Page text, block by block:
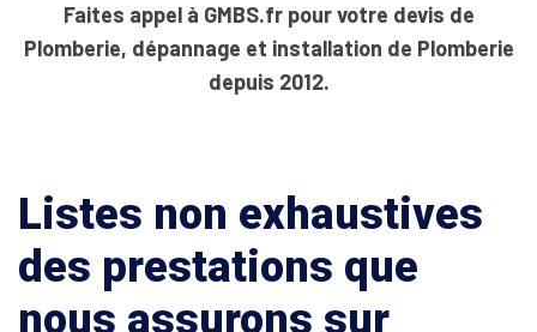
Faites appel à GMBS.fr pour votre devis de
Plomberie, dépannage et installation de Plomberie
depuis 2012.
Listes non exhaustives
des prestations que
nous assurons sur